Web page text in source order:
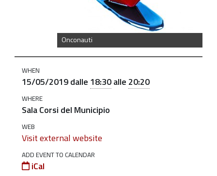
Onconauti
benessere-
con-
gli-
onconauti-
presentazione-
del-
corso
WHEN
15/05/2019dalle 18:30alle 20:20
WHERE
Sala Corsi del Municipio
WEB
Visit external website
ADD EVENT TO CALENDAR
iCal